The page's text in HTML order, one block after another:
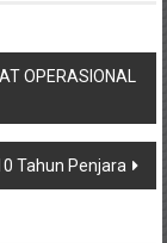
OPERASIONAL
Tahun Penjara